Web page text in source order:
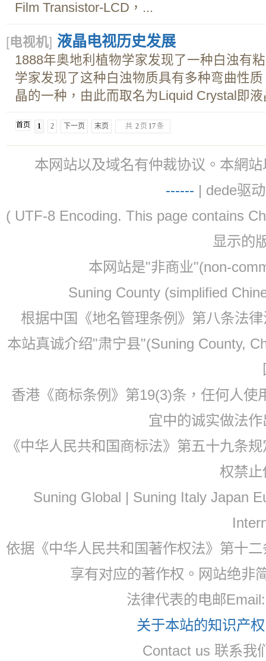
Film Transistor-LCD，...
[电视机] 液晶电视历史发展
1888年奥地利植物学家发现了一种白浊有
学家发现了这种白浊物质具有多种弯曲性
晶的一种，由此而取名为Liquid Crystal即液
首页 1 2 下一页 末页 共 2 页 17 条
本网站以及域名有仲裁协议。本網
------ | dede驱
( UTF-8 Encoding. This page contains
显示的
本网站是"非商业"(non-
Suning County (simplified
根据中国《地名管理条例》第八条法
本站真诚介绍"肃宁县"(Suning County,
香港《商标条例》第19(3)条，任何人
宜中的诚实做法
《中华人民共和国商标法》第五十九条
权禁
Suning Global | Suning Italy Japan
依据《中华人民共和国著作权法》第十
享有对应的著作权。网站绝非
法律代表的电邮
关于本站的知识产
Contact us 联系我